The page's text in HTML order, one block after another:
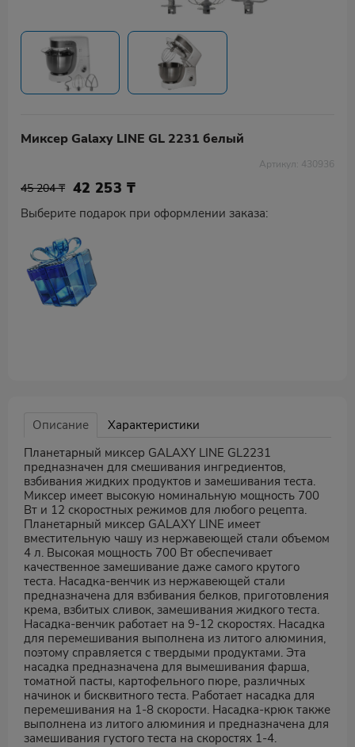
Миксер Galaxy LINE GL 2231 белый
Артикул: 430936
45 204 ₸ 42 253 ₸
Выберите подарок при оформлении заказа:
Описание
Характеристики
Планетарный миксер GALAXY LINE GL2231
предназначен для смешивания ингредиентов,
взбивания жидких продуктов и замешивания теста.
Миксер имеет высокую номинальную мощность 700
Вт и 12 скоростных режимов для любого рецепта.
Планетарный миксер GALAXY LINE имеет
вместительную чашу из нержавеющей стали объемом
4 л. Высокая мощность 700 Вт обеспечивает
качественное замешивание даже самого крутого
теста. Насадка-венчик из нержавеющей стали
предназначена для взбивания белков, приготовления
крема, взбитых сливок, замешивания жидкого теста.
Насадка-венчик работает на 9-12 скоростях. Насадка
для перемешивания выполнена из литого алюминия,
поэтому справляется с твердыми продуктами. Эта
насадка предназначена для вымешивания фарша,
томатной пасты, картофельного пюре, различных
начинок и бисквитного теста. Работает насадка для
перемешивания на 1-8 скорости. Насадка-крюк также
выполнена из литого алюминия и предназначена для
замешивания густого теста на скоростях 1-4.